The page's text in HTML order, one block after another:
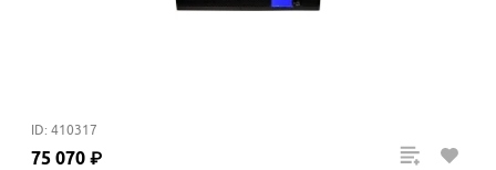
ID: 410317
75 070 ₽